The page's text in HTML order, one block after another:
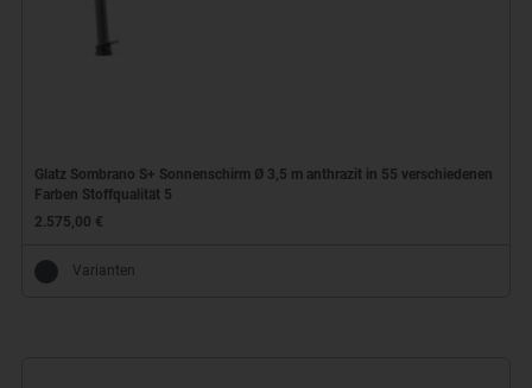
Glatz Sombrano S+ Sonnenschirm Ø 3,5 m anthrazit in 55 verschiedenen
Farben Stoffqualität 5
2.575,00 €
Varianten